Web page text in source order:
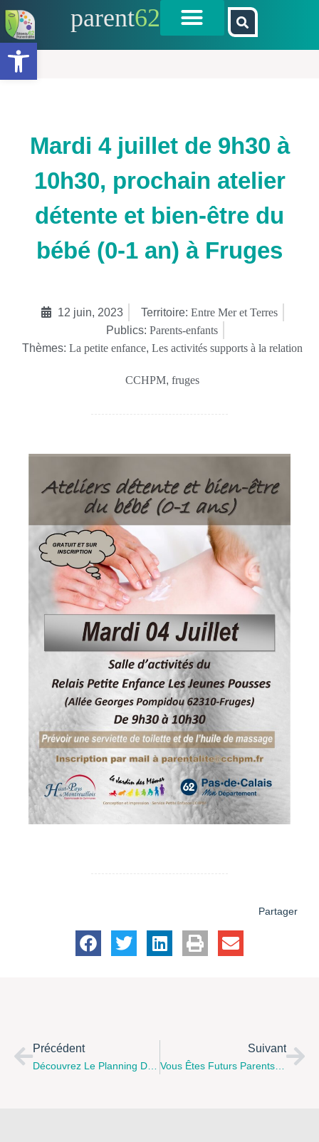
Ouvrir la barre d’outils
parent62
Mardi 4 juillet de 9h30 à
10h30, prochain atelier
détente et bien-être du
bébé (0-1 an) à Fruges
12 juin, 2023 Territoire: Entre Mer et Terres
Publics: Parents-enfants
Thèmes: La petite enfance, Les activités supports à la relation
CCHPM, fruges
Partager
Précédent
Découvrez Le Planning Des Actions Familles De La Maison Des Habitants Des Communes Du Frugeois Pour Le Mois De Juin
Suivant
Vous Êtes Futurs Parents Ou Parents D’un Enfant De Moins De 6 Ans, La Ville De Montreuil-Sur-Mer Souhaite Connaître Vos Besoins Et Attentes En Terme De Petite Enfance Et Parentalité